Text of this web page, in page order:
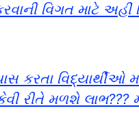
વિગત માટે અહીં
કરતા વિદ્યાર્થીઓ
રીતે મળશે લાભ???